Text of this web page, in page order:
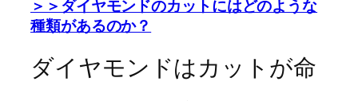
＞＞ダイヤモンドのカットにはどのような
種類があるのか？
ダイヤモンドはカットが命